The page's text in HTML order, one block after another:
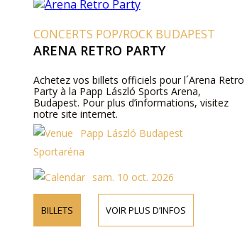
CONCERTS POP/ROCK BUDAPEST
ARENA RETRO PARTY
Achetez vos billets officiels pour l´Arena Retro
Party à la Papp László Sports Arena,
Budapest. Pour plus d’informations, visitez
notre site internet.
Papp László Budapest
Sportaréna
sam. 10 oct. 2026
BILLETS VOIR PLUS D’INFOS